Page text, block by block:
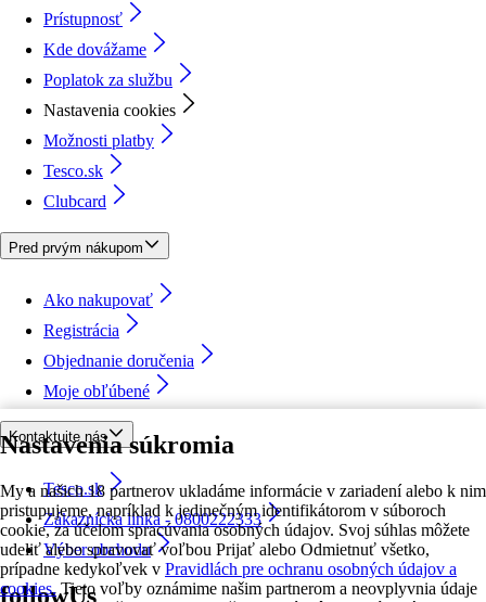
Nastavenia súkromia
My a našich 18 partnerov ukladáme informácie v zariadení alebo k nim
pristupujeme, napríklad k jedinečným identifikátorom v súboroch
cookie, za účelom spracúvania osobných údajov. Svoj súhlas môžete
udeliť alebo spravovať voľbou Prijať alebo Odmietnuť všetko,
prípadne kedykoľvek v Pravidlách pre ochranu osobných údajov a
cookies. Tieto voľby oznámime našim partnerom a neovplyvnia údaje
Prístupnosť
Kde dovážame
Poplatok za službu
Nastavenia cookies
Možnosti platby
Tesco.sk
Clubcard
Pred prvým nákupom
Ako nakupovať
Registrácia
Objednanie doručenia
Moje obľúbené
Kontaktujte nás
Tesco.sk
Zákaznícka linka - 0800222333
Výber obchodu
followUs